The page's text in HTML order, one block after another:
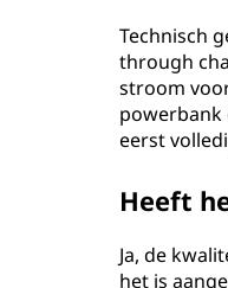
Technisch
through
stroom
powerbank
eerst
Heeft
Ja, de
het is